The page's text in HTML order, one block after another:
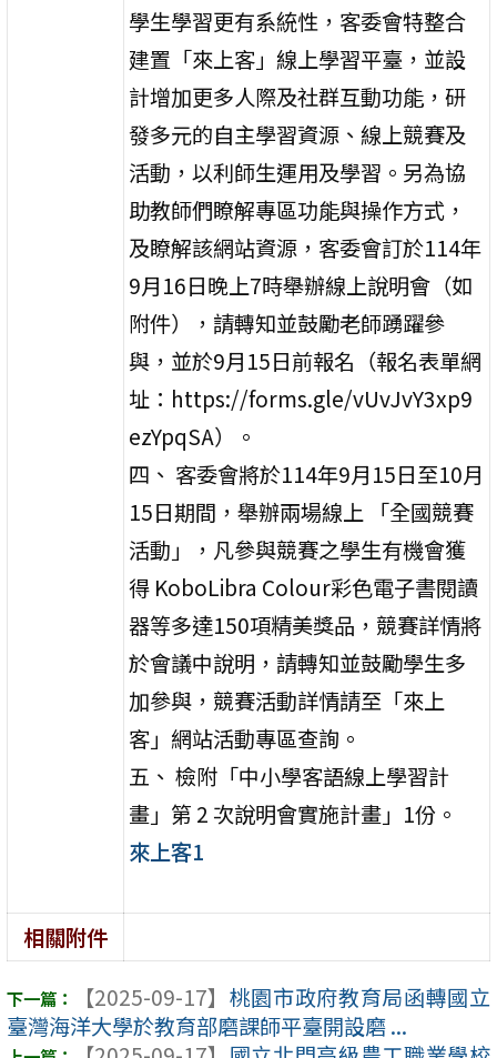
學生學習更有系統性，客委會特整合
建置「來上客」線上學習平臺，並設
計增加更多人際及社群互動功能，研
發多元的自主學習資源、線上競賽及
活動，以利師生運用及學習。另為協
助教師們瞭解專區功能與操作方式，
及瞭解該網站資源，客委會訂於114年
9月16日晚上7時舉辦線上說明會（如
附件），請轉知並鼓勵老師踴躍參
與，並於9月15日前報名（報名表單網
址：https://forms.gle/vUvJvY3xp9
ezYpqSA）。
四、 客委會將於114年9月15日至10月
15日期間，舉辦兩場線上 「全國競賽
活動」，凡參與競賽之學生有機會獲
得 KoboLibra Colour彩色電子書閱讀
器等多達150項精美獎品，競賽詳情將
於會議中說明，請轉知並鼓勵學生多
加參與，競賽活動詳情請至「來上
客」網站活動專區查詢。
五、 檢附「中小學客語線上學習計
畫」第 2 次說明會實施計畫」1份。
來上客1
相關附件
【2025-09-17】 桃園市政府教育局函轉國立
臺灣海洋大學於教育部磨課師平臺開設磨 ...